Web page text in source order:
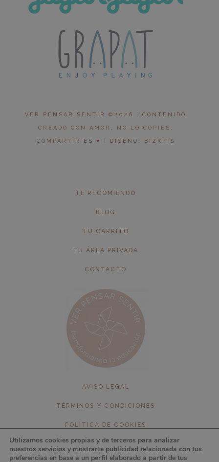
VER PENSAR SENTIR ©2026 | CONTENIDO
CREADO CON AMOR, NO LO COPIES.
COMPARTIR ES ♥︎ | DISEÑO: BIZKITS
TE RECOMIENDO
BLOG
TU CARRITO
TU ÁREA PRIVADA
CONTACTO
AVISO LEGAL
TÉRMINOS Y CONDICIONES
POLÍTICA DE COOKIES
POLÍTICA DE PRIVACIDAD
Utilizamos cookies propias y de terceros para analizar
nuestros servicios y mostrarte publicidad relacionada con tus
preferencias en base a un perfil elaborado a partir de tus